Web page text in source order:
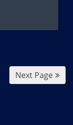
Next Page